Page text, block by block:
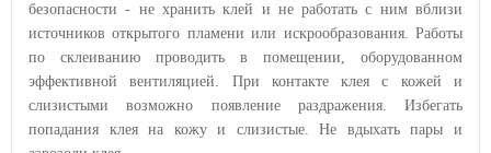
безопасности - не хранить клей и не работать с ним вблизи
источников открытого пламени или искрообразования. Работы
по склеиванию проводить в помещении, оборудованном
эффективной вентиляцией. При контакте клея с кожей и
слизистыми возможно появление раздражения. Избегать
попадания клея на кожу и слизистые. Не вдыхать пары и